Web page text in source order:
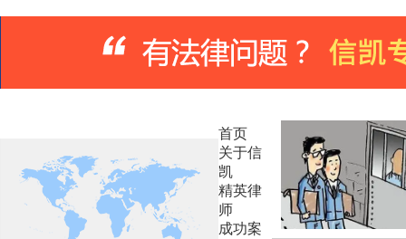
首页
关于信
凯
精英律
师
成功案